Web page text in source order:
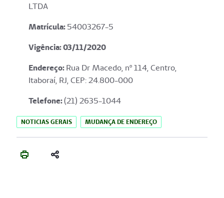
LTDA
Matrícula:54003267-5
Vigência: 03/11/2020
Endereço:Rua Dr Macedo, nº 114, Centro,
Itaboraí, RJ, CEP: 24.800-000
Telefone:(21) 2635-1044
NOTICIAS GERAIS MUDANÇA DE ENDEREÇO